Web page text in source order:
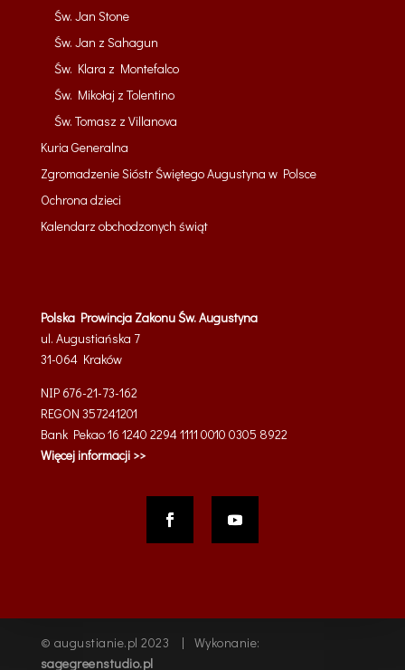
Św. Jan Stone
Św. Jan z Sahagun
Św. Klara z Montefalco
Św. Mikołaj z Tolentino
Św. Tomasz z Villanova
Kuria Generalna
Zgromadzenie Sióstr Świętego Augustyna w Polsce
Ochrona dzieci
Kalendarz obchodzonych świąt
Polska Prowincja Zakonu Św. Augustyna
ul. Augustiańska 7
31-064Kraków
NIP 676-21-73-162
REGON 357241201
Bank Pekao 16 1240 2294 1111 0010 0305 8922
Więcej informacji >>
© augustianie.pl 2023 | Wykonanie:
sagegreenstudio.pl